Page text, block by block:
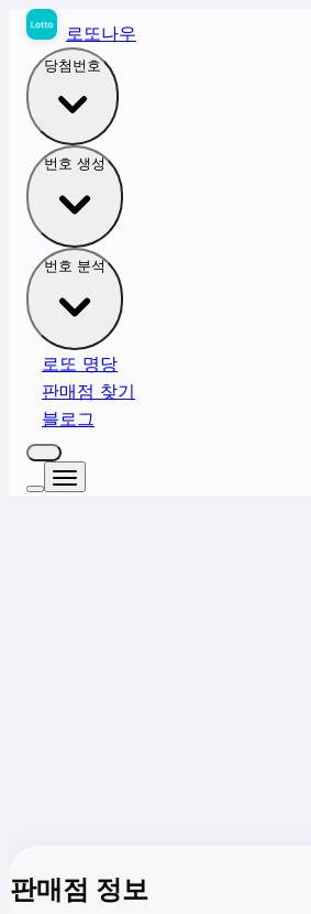
로또나우
당첨번호
번호 생성
번호 분석
로또 명당
판매점 찾기
블로그
판매점 정보